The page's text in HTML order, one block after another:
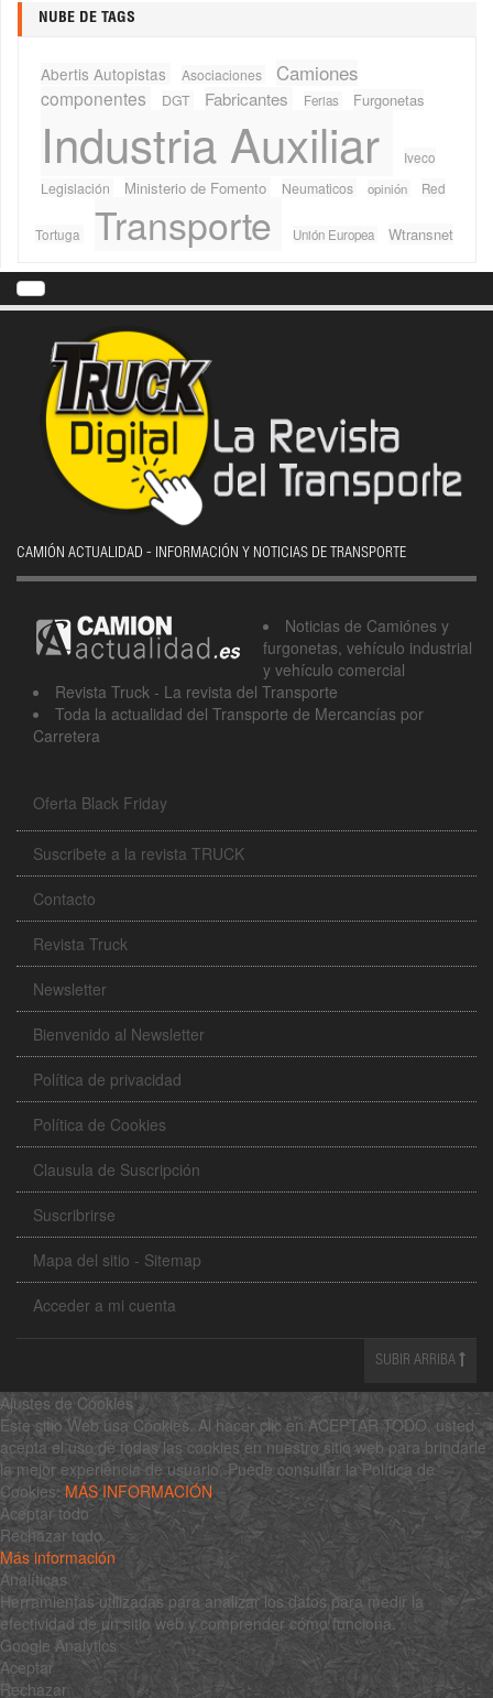
NUBE DE TAGS
Abertis Autopistas Asociaciones Camiones
componentes DGT Fabricantes Ferias Furgonetas
Industria Auxiliar
Iveco
Legislación
Ministerio de Fomento Neumaticos opinión Red
Tortuga Transporte Unión Europea Wtransnet
CAMIÓN ACTUALIDAD - INFORMACIÓN Y NOTICIAS DE TRANSPORTE
Noticias de Camiónes y
furgonetas, vehículo industrial
y vehículo comercial
Revista Truck - La revista del Transporte
Toda la actualidad del Transporte de Mercancías por
Carretera
Oferta Black Friday
Suscribete a la revista TRUCK
Contacto
Revista Truck
Newsletter
Bienvenido al Newsletter
Política de privacidad
Política de Cookies
Clausula de Suscripción
Suscribrirse
Mapa del sitio - Sitemap
Acceder a mi cuenta
SUBIR ARRIBA
Ajustes de Cookies
Este sitio Web usa Cookies. Al hacer clic en ACEPTAR TODO, usted
acepta el uso de todas las cookies en nuestro sitio web para brindarle
la mejor experiencia de usuario. Puede consultar la Política de
Cookies:MÁS INFORMACIÓN
Aceptar todo
Rechazar todo
Más información
Analíticas
Herramientas utilizadas para analizar los datos para medir la
efectividad de un sitio web y comprender cómo funciona.
Google Analytics
Aceptar
Rechazar